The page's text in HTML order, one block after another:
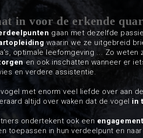
in voor de erkende
gaan met dezelfde
waarin we ze uitgebreid
optimale leefomgeving ... Zo
en ook inschatten wanneer er
en verdere assistentie.
met enorm veel liefde over aan
altijd over waken dat de vogel in
ondertekent ook een
toepassen in hun verdeelpunt en